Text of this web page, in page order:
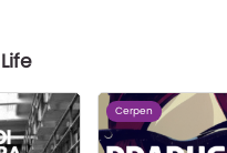
Cerpen